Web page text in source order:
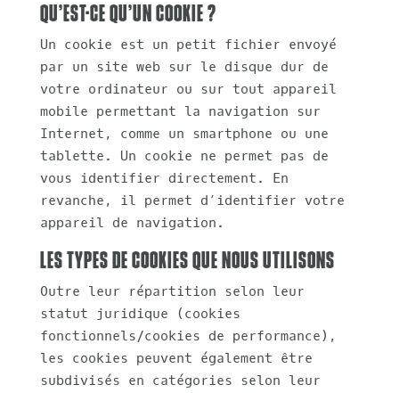
Qu’est-ce qu’un cookie ?
Un cookie est un petit fichier envoyé
par un site web sur le disque dur de
votre ordinateur ou sur tout appareil
mobile permettant la navigation sur
Internet, comme un smartphone ou une
tablette. Un cookie ne permet pas de
vous identifier directement. En
revanche, il permet d’identifier votre
appareil de navigation.
Les types de cookies que nous utilisons
Outre leur répartition selon leur
statut juridique (cookies
fonctionnels/cookies de performance),
les cookies peuvent également être
subdivisés en catégories selon leur